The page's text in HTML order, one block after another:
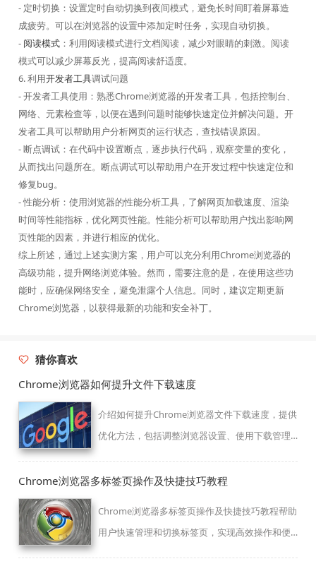
- 定时切换：设置定时自动切换到夜间模式，避免长时间盯着屏幕造
成疲劳。可以在浏览器的设置中添加定时任务，实现自动切换。
- 阅读模式：利用阅读模式进行文档阅读，减少对眼睛的刺激。阅读
模式可以减少屏幕反光，提高阅读舒适度。
6. 利用开发者工具调试问题
- 开发者工具使用：熟悉Chrome浏览器的开发者工具，包括控制台、
网络、元素检查等，以便在遇到问题时能够快速定位并解决问题。开
发者工具可以帮助用户分析网页的运行状态，查找错误原因。
- 断点调试：在代码中设置断点，逐步执行代码，观察变量的变化，
从而找出问题所在。断点调试可以帮助用户在开发过程中快速定位和
修复bug。
- 性能分析：使用浏览器的性能分析工具，了解网页加载速度、渲染
时间等性能指标，优化网页性能。性能分析可以帮助用户找出影响网
页性能的因素，并进行相应的优化。
综上所述，通过上述实测方案，用户可以充分利用Chrome浏览器的
高级功能，提升网络浏览体验。然而，需要注意的是，在使用这些功
能时，应确保网络安全，避免泄露个人信息。同时，建议定期更新
Chrome浏览器，以获得最新的功能和安全补丁。
猜你喜欢
Chrome浏览器如何提升文件下载速度
介绍如何提升Chrome浏览器文件下载速度，提供
优化方法，包括调整浏览器设置、使用下载管理
验。
Chrome浏览器多标签页操作及快捷技巧教程
Chrome浏览器多标签页操作及快捷技巧教程帮助
用户快速管理和切换标签页，实现高效操作和便